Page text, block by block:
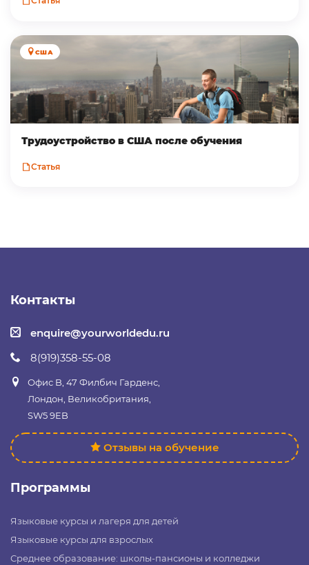
США
Трудоустройство в CША после обучения
Статья
Контакты
enquire@yourworldedu.ru
8(919)358-55-08
Офис B, 47 Филбич Гарденс,
Лондон, Великобритания,
SW5 9EB
Отзывы на обучение
Программы
Языковые курсы и лагеря для детей
Языковые курсы для взрослых
Среднее образование: школы-пансионы и колледжи